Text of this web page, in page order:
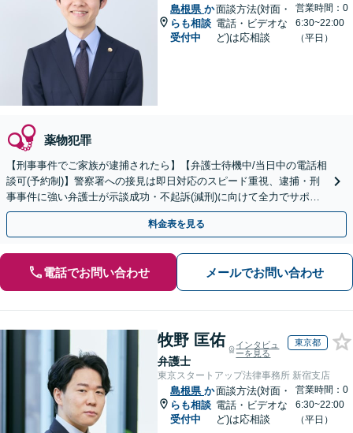
島根県 か
らも相談
受付中
面談方法(対面・
電話・ビデオな
ど)は応相談
営業時間：0
6:30~22:00
（平日）
薬物犯罪
【刑事事件でご家族が逮捕されたら】【弁護士待機中/当日中の電話相
談可(予約制)】警察署への接見は即日対応のスピード重視、逮捕・刑
事事件に強い弁護士が示談成功・不起訴(減刑)に向けて全力でサポー
トします。【加害者側の相談専門】
料金表を見る
電話でお問い合わせ メールでお問い合わせ
牧野 匡佑
弁護士
インタビュ
ーを見る
東京都
東京スタートアップ法律事務所 新宿支店
島根県 か
らも相談
受付中
面談方法(対面・
電話・ビデオな
ど)は応相談
営業時間：0
6:30~22:00
（平日）